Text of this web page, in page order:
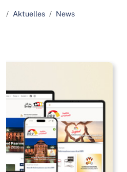
Aktuelles
News